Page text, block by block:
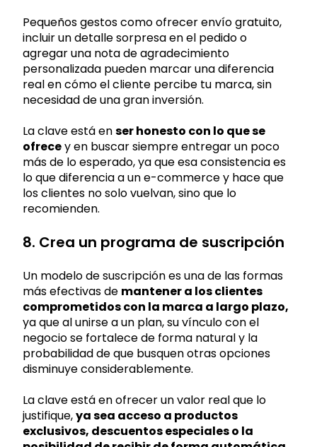
Pequeños gestos como ofrecer envío gratuito,
incluir un detalle sorpresa en el pedido o
agregar una nota de agradecimiento
personalizada pueden marcar una diferencia
real en cómo el cliente percibe tu marca, sin
necesidad de una gran inversión.
La clave está enser honesto con lo que se
ofrecey en buscar siempre entregar un poco
más de lo esperado, ya que esa consistencia es
lo que diferencia a un e-commerce y hace que
los clientes no solo vuelvan, sino que lo
recomienden.
8. Crea un programa de suscripción
Un modelo de suscripción es una de las formas
más efectivas de mantener a los clientes
comprometidos con la marca a largo plazo,
ya que al unirse a un plan, su vínculo con el
negocio se fortalece de forma natural y la
probabilidad de que busquen otras opciones
disminuye considerablemente.
La clave está en ofrecer un valor real que lo
justifique,ya sea acceso a productos
exclusivos, descuentos especiales o la